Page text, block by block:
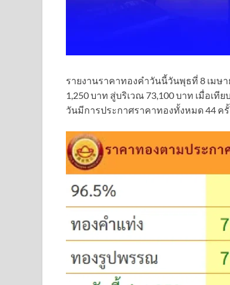
รายงานราคาทองคําวันนี้วันพุธที่ 8 เมษา
1,250 บาท สู่บริเวณ 73,100 บาท เมื่อเ
วันมีการประกาศราคาทองทั้งหมด 44 ค